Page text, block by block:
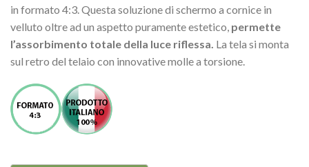
in formato 4:3. Questa soluzione di schermo a cornice in
velluto oltre ad un aspetto puramente estetico, permette
l’assorbimento totale della luce riflessa. La tela si monta
sul retro del telaio con innovative molle a torsione.